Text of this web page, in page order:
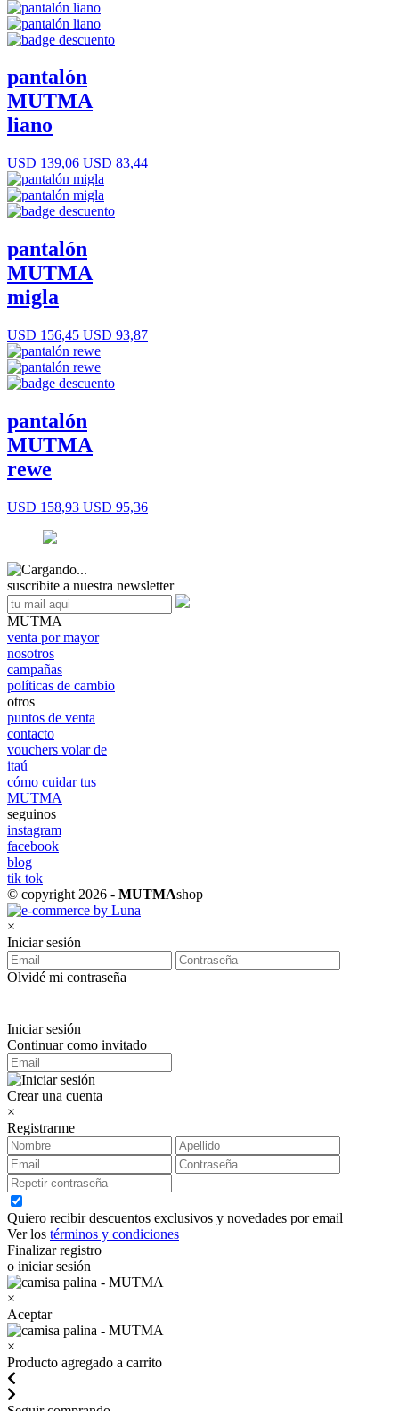
pantalón
MUTMA
liano
USD 139,06 USD 83,44
pantalón
MUTMA
migla
USD 156,45 USD 93,87
pantalón
MUTMA
rewe
USD 158,93 USD 95,36
suscribite a nuestra newsletter
MUTMA
venta por mayor
nosotros
campañas
políticas de cambio
otros
puntos de venta
contacto
vouchers volar de
itaú
cómo cuidar tus
MUTMA
seguinos
instagram
facebook
blog
tik tok
© copyright 2026 - MUTMAshop
×
Iniciar sesión
Olvidé mi contraseña
Iniciar sesión
Continuar como invitado
Crear una cuenta
×
Registrarme
Quiero recibir descuentos exclusivos y novedades por email
Ver los términos y condiciones
Finalizar registro
o iniciar sesión
×
Aceptar
×
Producto agregado a carrito